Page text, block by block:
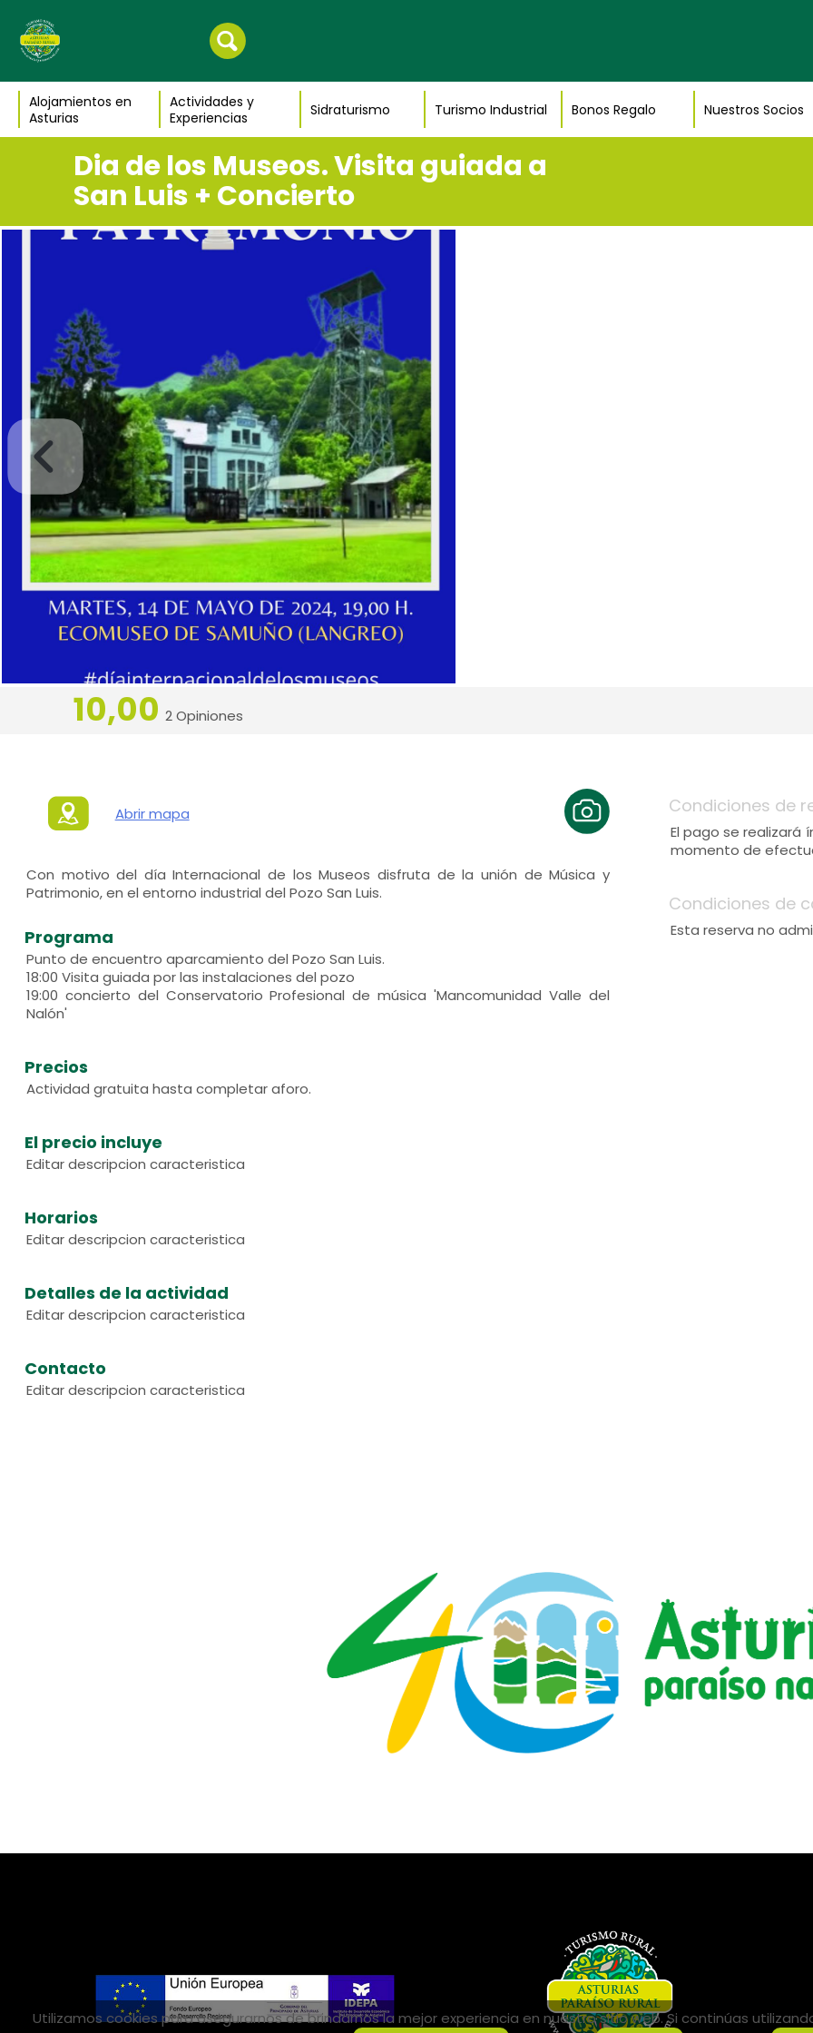
Alojamientos en
Asturias
Actividades y
Experiencias
Sidraturismo Turismo Industrial Bonos Regalo Nuestros Socios
Dia de los Museos. Visita guiada a
San Luis + Concierto
10,00 2 Opiniones
Abrir mapa
Con motivo del día Internacional de los Museos disfruta de la unión de Música y
Patrimonio, en el entorno industrial del Pozo San Luis.
Programa
Punto de encuentro aparcamiento del Pozo San Luis.
18:00 Visita guiada por las instalaciones del pozo
19:00 concierto del Conservatorio Profesional de música 'Mancomunidad Valle del
Nalón'
Precios
Actividad gratuita hasta completar aforo.
El precio incluye
Editar descripcion caracteristica
Horarios
Editar descripcion caracteristica
Detalles de la actividad
Editar descripcion caracteristica
Contacto
Editar descripcion caracteristica
Condiciones de
El pago se
momento de
Condiciones de
Esta reserva no
Utilizamos cookies para asegurarnos de brindarnos la mejor experiencia en nuestro sitio web. Si continúas